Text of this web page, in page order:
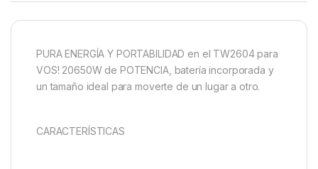
PURA ENERGÍA Y PORTABILIDAD en el TW2604 para
VOS! 20650W de POTENCIA, batería incorporada y
un tamaño ideal para moverte de un lugar a otro.
CARACTERÍSTICAS